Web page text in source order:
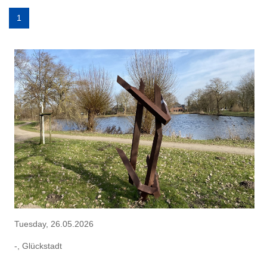
1
Tuesday, 26.05.2026
-, Glückstadt